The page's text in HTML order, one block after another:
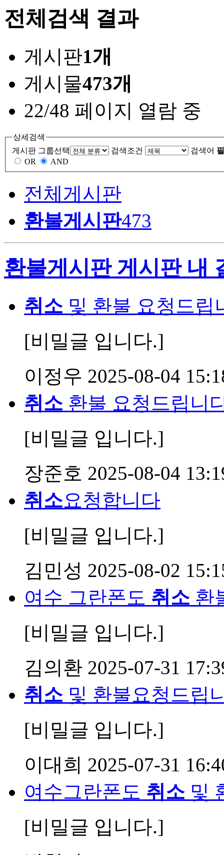
전체검색 결과
게시판1개
게시물473개
22/48 페이지 열람 중
상세검색
게시판 그룹선택
검색조건 검색어
OR
AND
전체게시판
환불게시판473
환불게시판 게시판 내
취소 및 환불 요청드립
[비밀글 입니다.]
이정우 2025-08-04
취소 환불 요청드립니
[비밀글 입니다.]
장준호 2025-08-04
취소요청합니다
[비밀글 입니다.]
김민성 2025-08-02
여수 그란폰도 취소 환
[비밀글 입니다.]
김의환 2025-07-31
취소 및 환불요청드립
[비밀글 입니다.]
이대희 2025-07-31
여수그란폰도 취소 및
[비밀글 입니다.]